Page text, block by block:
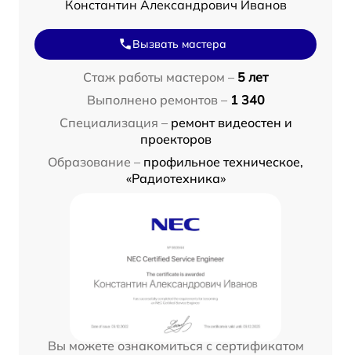
Константин Александрович Иванов
Вызвать мастера
Стаж работы мастером – 5 лет
Выполнено ремонтов – 1 340
Специализация – ремонт видеостен и
проекторов
Образование – профильное техническое,
«Радиотехника»
Вы можете ознакомиться с сертификатом